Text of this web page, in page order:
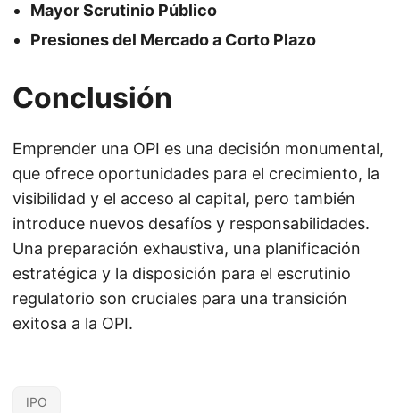
Mayor Scrutinio Público
Presiones del Mercado a Corto Plazo
Conclusión
Emprender una OPI es una decisión monumental,
que ofrece oportunidades para el crecimiento, la
visibilidad y el acceso al capital, pero también
introduce nuevos desafíos y responsabilidades.
Una preparación exhaustiva, una planificación
estratégica y la disposición para el escrutinio
regulatorio son cruciales para una transición
exitosa a la OPI.
IPO